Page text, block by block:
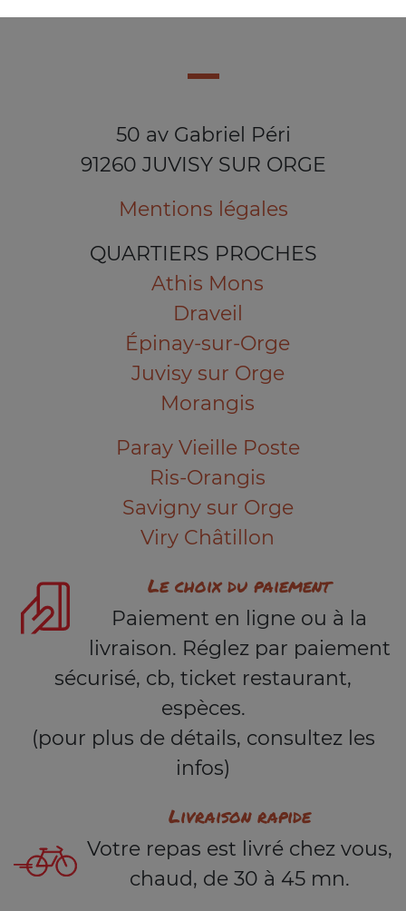
50 av Gabriel Péri
91260 JUVISY SUR ORGE
Mentions légales
QUARTIERS PROCHES
Athis Mons
Draveil
Épinay-sur-Orge
Juvisy sur Orge
Morangis
Paray Vieille Poste
Ris-Orangis
Savigny sur Orge
Viry Châtillon
Le choix du paiement
Paiement en ligne ou à la
livraison. Réglez par paiement
sécurisé, cb, ticket restaurant,
espèces.
(pour plus de détails, consultez les
infos)
Livraison rapide
Votre repas est livré chez vous,
chaud, de 30 à 45 mn.